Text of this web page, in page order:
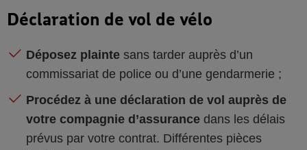
Déclaration de vol de vélo
Déposez plainte sans tarder auprès d’un
commissariat de police ou d’une gendarmerie ;
Procédez à une déclaration de vol auprès de
votre compagnie d’assurance dans les délais
prévus par votre contrat. Différentes pièces